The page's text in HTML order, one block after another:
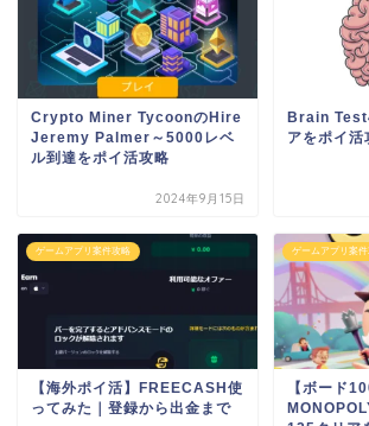
Crypto Miner TycoonのHire
Jeremy Palmer～5000レベ
ル到達をポイ活攻略
2024年9月15日
Brain
アをポイ活
ゲームアプリ案件攻略
【海外ポイ活】FREECASH使
ってみた｜登録から出金まで
ゲームアプリ案件
【ボード